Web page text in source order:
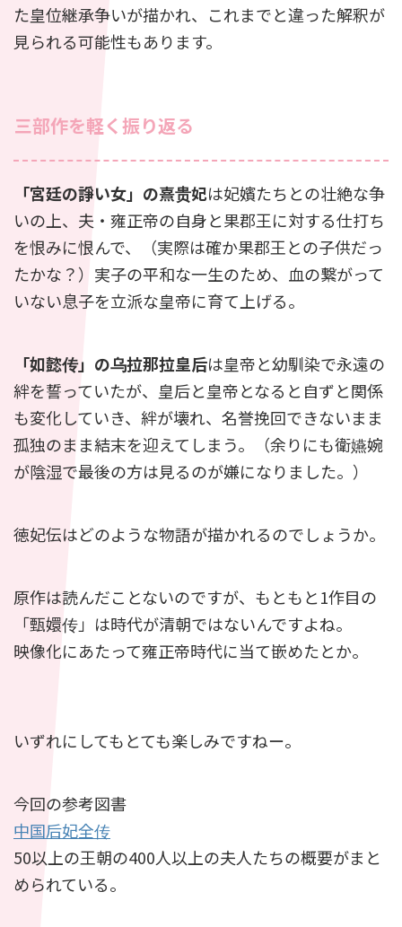
た皇位継承争いが描かれ、これまでと違った解釈が
見られる可能性もあります。
三部作を軽く振り返る
「宮廷の諍い女」の熹贵妃は妃嬪たちとの壮絶な争
いの上、夫・雍正帝の自身と果郡王に対する仕打ち
を恨みに恨んで、（実際は確か果郡王との子供だっ
たかな？） 実子の平和な一生のため、血の繋がって
いない息子を立派な皇帝に育て上げる。
「如懿传」の乌拉那拉皇后は皇帝と幼馴染で永遠の
絆を誓っていたが、皇后と皇帝となると自ずと関係
も変化していき、 絆が壊れ、名誉挽回できないまま
孤独のまま結末を迎えてしまう。
（余りにも衛嬿婉
が陰湿で最後の方は見るのが嫌になりました。）
徳妃伝はどのような物語が描かれるのでしょうか。
原作は読んだことないのですが、もともと1作目の
「甄嬛传」は時代が清朝ではないんですよね。
映像化にあたって雍正帝時代に当て嵌めたとか。
いずれにしてもとても楽しみですねー。
今回の参考図書
中国后妃全传
50以上の王朝の400人以上の夫人たちの概要がまと
められている。